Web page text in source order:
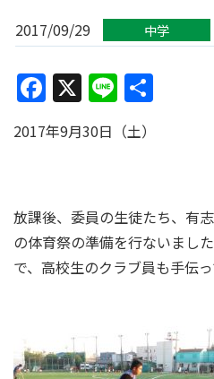
2017/09/29 中学
Facebook
X Line
2017年9月30日（土）
放課後、委員の生徒たち、有
の体育祭の準備を行ないまし
で、高校生のクラブ員も手伝っ